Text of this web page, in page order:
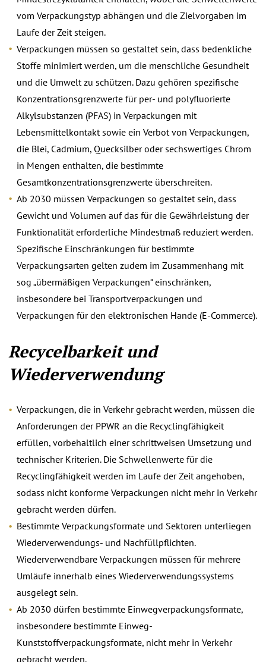
vom Verpackungstyp abhängen und die Zielvorgaben im
Laufe der Zeit steigen.
Verpackungen müssen so gestaltet sein, dass bedenkliche
Stoffe minimiert werden, um die menschliche Gesundheit
und die Umwelt zu schützen. Dazu gehören spezifische
Konzentrationsgrenzwerte für per- und polyfluorierte
Alkylsubstanzen (PFAS) in Verpackungen mit
Lebensmittelkontakt sowie ein Verbot von Verpackungen,
die Blei, Cadmium, Quecksilber oder sechswertiges Chrom
in Mengen enthalten, die bestimmte
Gesamtkonzentrationsgrenzwerte überschreiten.
Ab 2030 müssen Verpackungen so gestaltet sein, dass
Gewicht und Volumen auf das für die Gewährleistung der
Funktionalität erforderliche Mindestmaß reduziert werden.
Spezifische Einschränkungen für bestimmte
Verpackungsarten gelten zudem im Zusammenhang mit
sog „übermäßigen Verpackungen“ einschränken,
insbesondere bei Transportverpackungen und
Verpackungen für den elektronischen Hande (E-Commerce).
Recycelbarkeit und
Wiederverwendung
Verpackungen, die in Verkehr gebracht werden, müssen die
Anforderungen der PPWR an die Recyclingfähigkeit
erfüllen, vorbehaltlich einer schrittweisen Umsetzung und
technischer Kriterien. Die Schwellenwerte für die
Recyclingfähigkeit werden im Laufe der Zeit angehoben,
sodass nicht konforme Verpackungen nicht mehr in Verkehr
gebracht werden dürfen.
Bestimmte Verpackungsformate und Sektoren unterliegen
Wiederverwendungs- und Nachfüllpflichten.
Wiederverwendbare Verpackungen müssen für mehrere
Umläufe innerhalb eines Wiederverwendungssystems
ausgelegt sein.
Ab 2030 dürfen bestimmte Einwegverpackungsformate,
insbesondere bestimmte Einweg-
Kunststoffverpackungsformate, nicht mehr in Verkehr
gebracht werden.